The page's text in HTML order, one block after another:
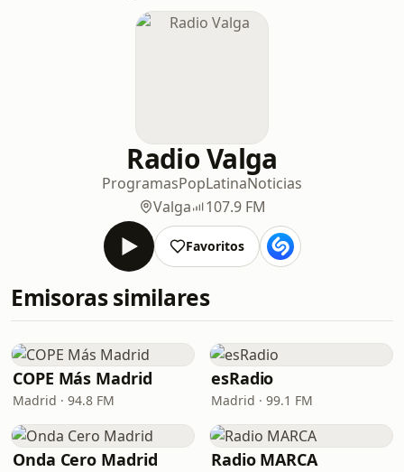
Radio Valga
ProgramasPopLatinaNoticias
Valga
107.9 FM
Favoritos
Emisoras similares
COPE Más Madrid
Madrid · 94.8 FM
esRadio
Madrid · 99.1 FM
Onda Cero Madrid Radio MARCA